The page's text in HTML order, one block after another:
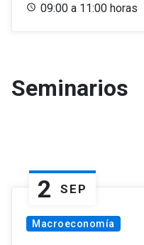
09:00 a 11:00 horas
Seminarios
2 SEP
Macroeconomía